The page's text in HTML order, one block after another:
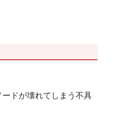
ドが壊れてしまう不具